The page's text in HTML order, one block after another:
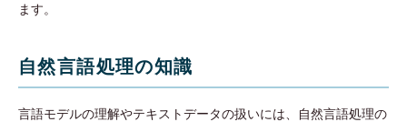
ます。
自然言語処理の知識
言語モデルの理解やテキストデータの扱いには、自然言語処理の